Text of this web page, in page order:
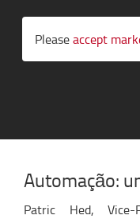
Pleaseaccept
Automação:
Patric Hed, Vice-